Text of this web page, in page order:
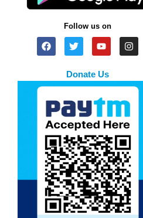
Follow us on
Donate Us